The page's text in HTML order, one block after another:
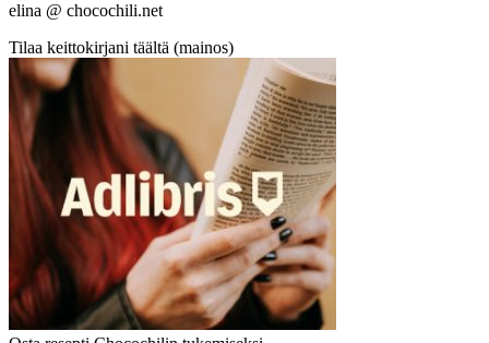
elina @ chocochili.net
Tilaa keittokirjani täältä (mainos)